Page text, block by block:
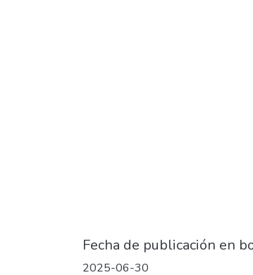
Fecha de publicación en
2025-06-30